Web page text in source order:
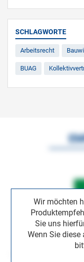
SCHLAGWORTE
Arbeitsrecht
BUAG
Wir möchten
Sie uns
Wenn Sie